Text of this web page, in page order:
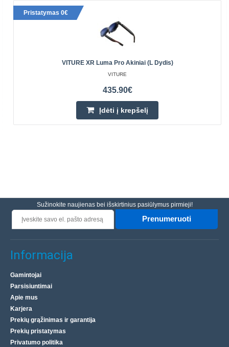
Pristatymas 0€
VITURE XR Luma Pro Akiniai (L Dydis)
VITURE
435.90€
Įdėti į krepšelį
Sužinokite naujienas bei išskirtinius pasiūlymus pirmieji!
Prenumeruoti
Informacija
Gamintojai
Parsisiuntimai
Apie mus
Karjera
Prekių grąžinimas ir garantija
Prekių pristatymas
Privatumo politika